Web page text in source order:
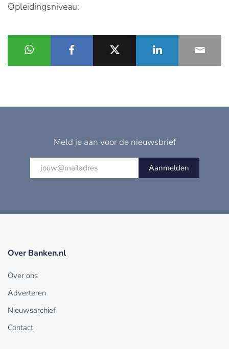
Opleidingsniveau:
Meld je aan voor de nieuwsbrief
Aanmelden
Over Banken.nl
Over ons
Adverteren
Nieuwsarchief
Contact